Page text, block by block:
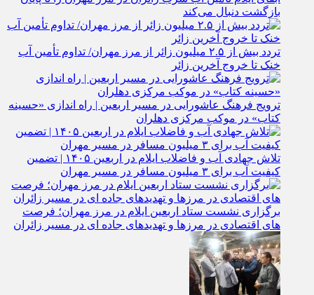
بازگشت دنبال می‌کند
تردد بیش از ۲.۵ میلیون زائر از مرز مهران/ تداوم تأمین آب
خنک تا خروج آخرین زائر
ترویج فرهنگ عاشورایی در مسیر اربعین | راه‌ اندازی «حسینه
کتاب» در موکب مرکزی دهلران
تلاش جهادی آب و فاضلاب ایلام در اربعین ۱۴۰۵ | تضمین
کیفیت آب برای ۳ میلیون مسافر در مسیر مهران
برگزاری نشست ستاد اربعین ایلام در مرز مهران؛ فرصت‌
های اقتصادی در مرزها و تهدیدهای جاده‌ ای در مسیر زائران